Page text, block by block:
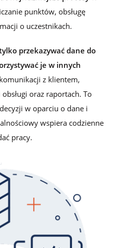
punktów, obsługę
o uczestnikach.
przekazywać dane do
je w innych
z klientem,
oraz raportach. To
w oparciu o dane i
wspiera codzienne
pracy.